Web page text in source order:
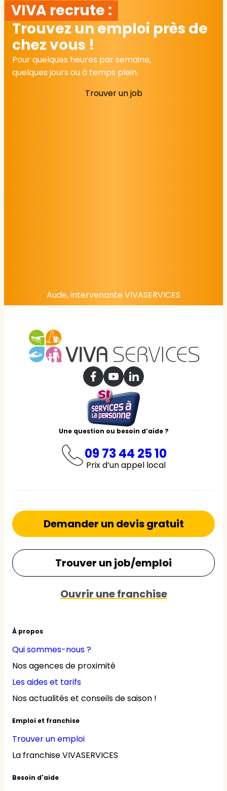
VIVA recrute :
Trouvez un emploi près de
chez vous !
Pour quelques heures par semaine,
quelques jours ou à temps plein.
Trouver un job
Aude, intervenante VIVASERVICES
Une question ou besoin d’aide ?
09 73 44 25 10
Prix d’un appel local
À propos
Qui sommes-nous ?
Nos agences de proximité
Les aides et tarifs
Nos actualités et conseils de saison !
Emploi et franchise
Trouver un emploi
La franchise VIVASERVICES
Besoin d'aide
Demander un devis gratuit
Trouver un job/emploi
Ouvrir une franchise